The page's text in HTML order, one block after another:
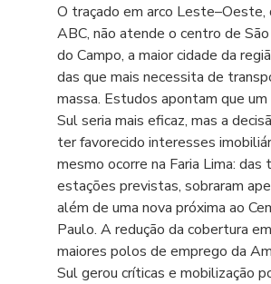
O traçado em arco Leste–Oeste,
ABC, não atende o centro de
do Campo, a maior cidade da
das que mais necessita de
massa. Estudos apontam que
Sul seria mais eficaz, mas a
ter favorecido interesses
mesmo ocorre na Faria Lima: das
estações previstas, sobraram
além de uma nova próxima ao
Paulo. A redução da cobertura
maiores polos de emprego da
Sul gerou críticas e mobilização